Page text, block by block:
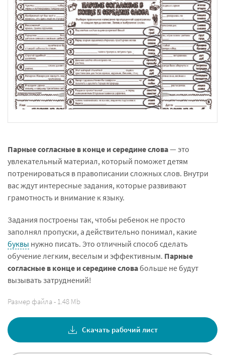
Парные согласные в конце и середине слова— это
увлекательный материал, который поможет детям
потренироваться в правописании сложных слов. Внутри
вас ждут интересные задания, которые развивают
грамотность и внимание к языку.
Задания построены так, чтобы ребенок не просто
заполнял пропуски, а действительно понимал, какие
буквы нужно писать. Это отличный способ сделать
обучение легким, веселым и эффективным. Парные
согласные в конце и середине словабольше не будут
вызывать затруднений!
Размер файла - 1.48 Mb
Скачать рабочий лист